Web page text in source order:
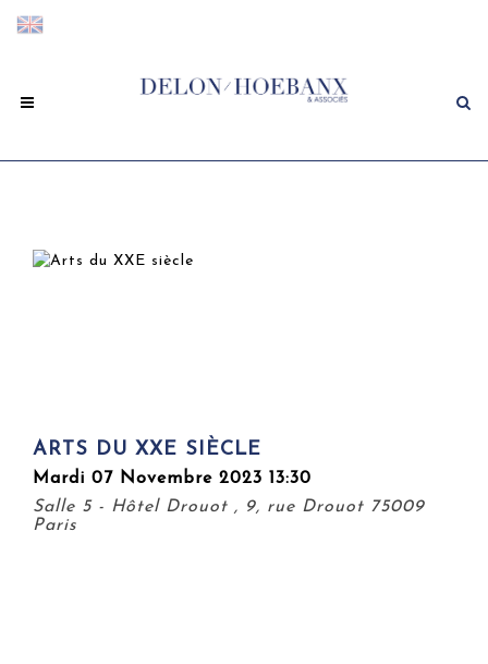
ARTS DU XXE SIÈCLE
Mardi 07 Novembre 2023 13:30
Salle 5 - Hôtel Drouot , 9, rue Drouot 75009
Paris